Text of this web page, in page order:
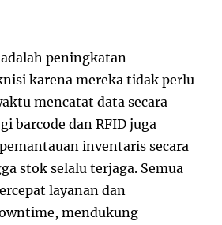
peningkatan
karena mereka tidak perlu
mencatat data secara
barcode dan RFID juga
inventaris secara
stok selalu terjaga. Semua
layanan dan
mendukung